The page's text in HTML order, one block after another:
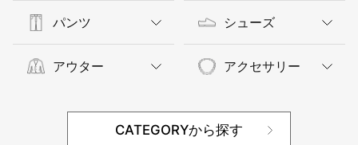
パンツ
アウター
シューズ
アクセサリー
CATEGORYから探す